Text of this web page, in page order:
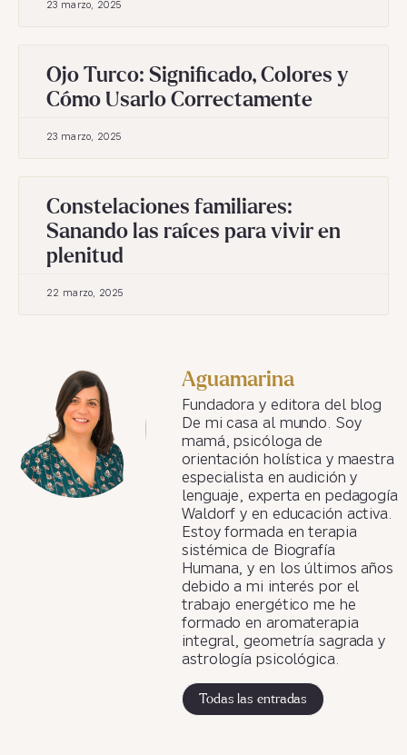
23 marzo, 2025
Ojo Turco: Significado, Colores y
Cómo Usarlo Correctamente
23 marzo, 2025
Constelaciones familiares:
Sanando las raíces para vivir en
plenitud
22 marzo, 2025
Aguamarina
Fundadora y editora del blog
De mi casa al mundo. Soy
mamá, psicóloga de
orientación holística y maestra
especialista en audición y
lenguaje, experta en pedagogía
Waldorf y en educación activa.
Estoy formada en terapia
sistémica de Biografía
Humana, y en los últimos años
debido a mi interés por el
trabajo energético me he
formado en aromaterapia
integral, geometría sagrada y
astrología psicológica.
Todas las entradas